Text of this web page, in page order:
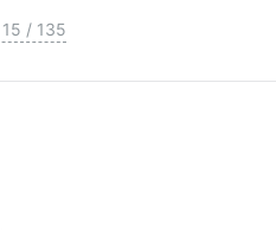
15 / 135